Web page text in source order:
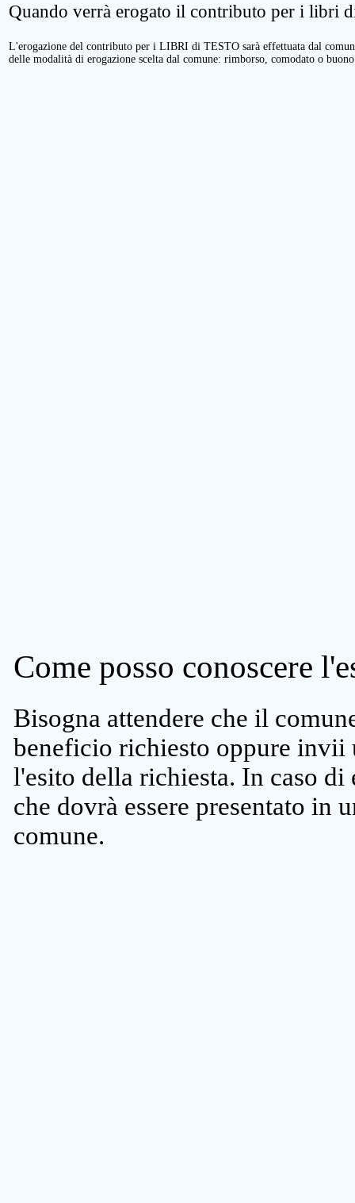
Quando verrà erogato il contributo per i libri
L'erogazione del contributo per i LIBRI di TESTO sarà effettuata dal
delle modalità di erogazione scelta dal comune: rimborso, comodato o
Come posso conoscere
Bisogna attendere che il
beneficio richiesto oppure invii
l'esito della richiesta. In caso
che dovrà essere presentato in
comune.